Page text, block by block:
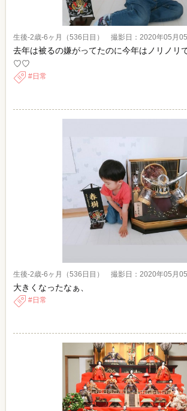
生後-2歳-6ヶ月（536日目） 撮影日：2020年05月05
去年は被るの嫌がってたのに今年はノリノリ
♡♡
日常
生後-2歳-6ヶ月（536日目） 撮影日：2020年05月05
大きくなったなぁ、
日常